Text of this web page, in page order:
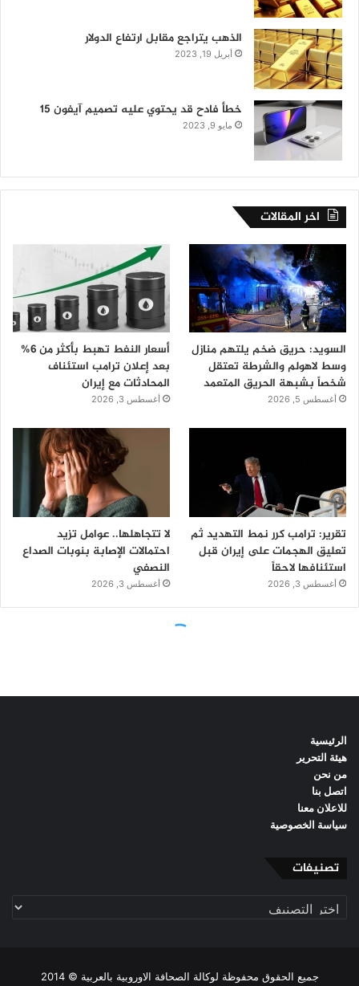
الرئيسية
هيئة التحرير
من نحن
اتصل بنا
للاعلان معنا
سياسة الخصوصية
تصنيفات
تصنيفات
جميع الحقوق محفوظة لوكالة الصحافة الاوروبية بالعربية © 2014